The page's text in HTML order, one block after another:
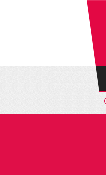
Gestion de vos préférences